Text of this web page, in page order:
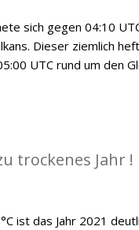
sich gegen 04:10
Dieser ziemlich
UTC rund um den
trockenes Jahr !
ist das Jahr 2021